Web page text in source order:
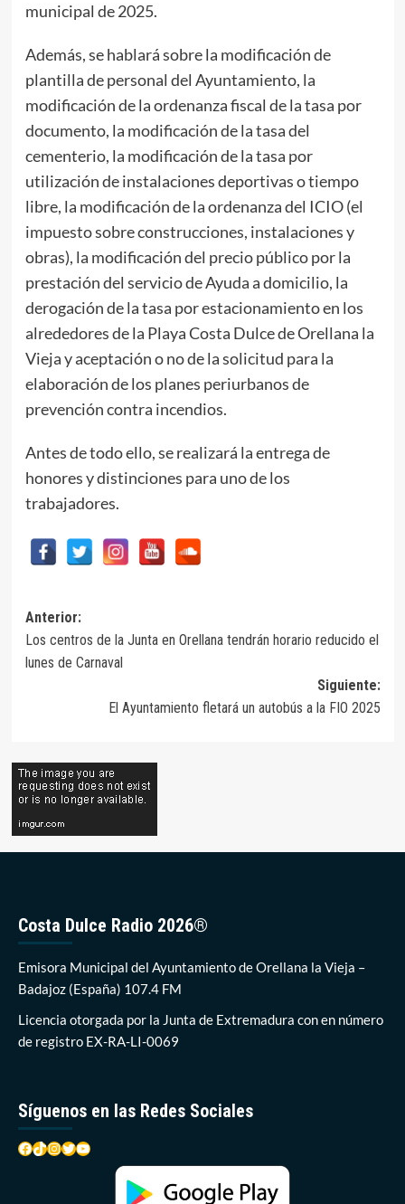
municipal de 2025.
Además, se hablará sobre la modificación de
plantilla de personal del Ayuntamiento, la
modificación de la ordenanza fiscal de la tasa por
documento, la modificación de la tasa del
cementerio, la modificación de la tasa por
utilización de instalaciones deportivas o tiempo
libre, la modificación de la ordenanza del ICIO (el
impuesto sobre construcciones, instalaciones y
obras), la modificación del precio público por la
prestación del servicio de Ayuda a domicilio, la
derogación de la tasa por estacionamiento en los
alrededores de la Playa Costa Dulce de Orellana la
Vieja y aceptación o no de la solicitud para la
elaboración de los planes periurbanos de
prevención contra incendios.
Antes de todo ello, se realizará la entrega de
honores y distinciones para uno de los
trabajadores.
Navegación
de
Anterior:
Los centros de la Junta en Orellana tendrán horario reducido el
lunes de Carnaval
Siguiente:
El Ayuntamiento fletará un autobús a la FIO 2025
Costa Dulce Radio 2026®
Emisora Municipal del Ayuntamiento de Orellana la Vieja –
Badajoz (España) 107.4 FM
Licencia otorgada por la Junta de Extremadura con en número
de registro EX-RA-LI-0069
Síguenos en las Redes Sociales
Facebook
TikTok
Instagram
Twitter
YouTube